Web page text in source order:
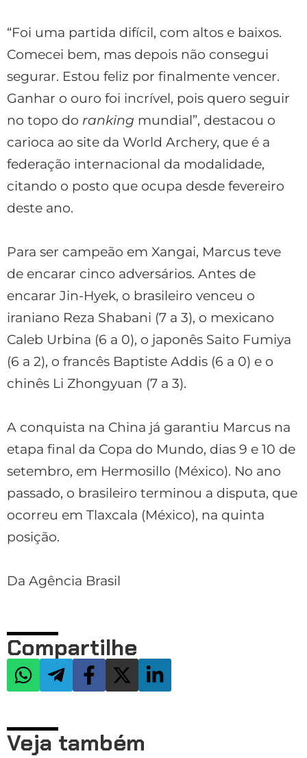
“Foi uma partida difícil, com altos e baixos.
Comecei bem, mas depois não consegui
segurar. Estou feliz por finalmente vencer.
Ganhar o ouro foi incrível, pois quero seguir
no topo do ranking mundial”, destacou o
carioca ao site da World Archery, que é a
federação internacional da modalidade,
citando o posto que ocupa desde fevereiro
deste ano.
Para ser campeão em Xangai, Marcus teve
de encarar cinco adversários. Antes de
encarar Jin-Hyek, o brasileiro venceu o
iraniano Reza Shabani (7 a 3), o mexicano
Caleb Urbina (6 a 0), o japonês Saito Fumiya
(6 a 2), o francês Baptiste Addis (6 a 0) e o
chinês Li Zhongyuan (7 a 3).
A conquista na China já garantiu Marcus na
etapa final da Copa do Mundo, dias 9 e 10 de
setembro, em Hermosillo (México). No ano
passado, o brasileiro terminou a disputa, que
ocorreu em Tlaxcala (México), na quinta
posição.
Da Agência Brasil
Compartilhe
Veja também